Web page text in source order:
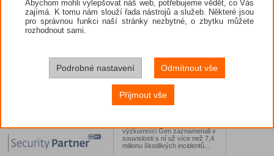
26.6.2026
ESET: S příchodem léta
zaplavují Česko falešné mobilní
Chase Home App či Candy
Race Launcher. Hlavním cílem
útočníků bylo v tomto případě
Polsko, následováno Českem a
Slovenskem...
24.6.2026
výzkumníci Gen zaznamenali v
souvislosti s ní už více než 7,4
milionu škodlivých incidentů...
Abychom mohli vylepšovat náš web, potřebujeme vědět, co Vás
zajímá. K tomu nám slouží řada nástrojů a služeb. Některé jsou
pro správnou funkci naší stránky nezbytné, o zbytku můžete
rozhodnout sami.
Podrobné nastavení Odmítnout vše
Přijmout vše